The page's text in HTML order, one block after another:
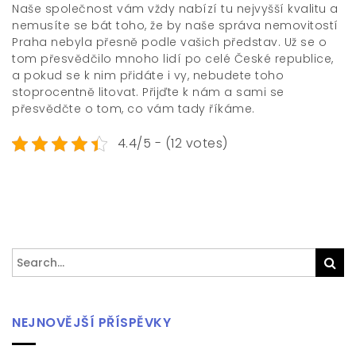
Naše společnost vám vždy nabízí tu nejvyšší kvalitu a
nemusíte se bát toho, že by naše správa nemovitostí
Praha nebyla přesně podle vašich představ. Už se o
tom přesvědčilo mnoho lidí po celé České republice,
a pokud se k nim přidáte i vy, nebudete toho
stoprocentně litovat. Přijďte k nám a sami se
přesvědčte o tom, co vám tady říkáme.
4.4/5 - (12 votes)
Search
for:
NEJNOVĚJŠÍ PŘÍSPĚVKY